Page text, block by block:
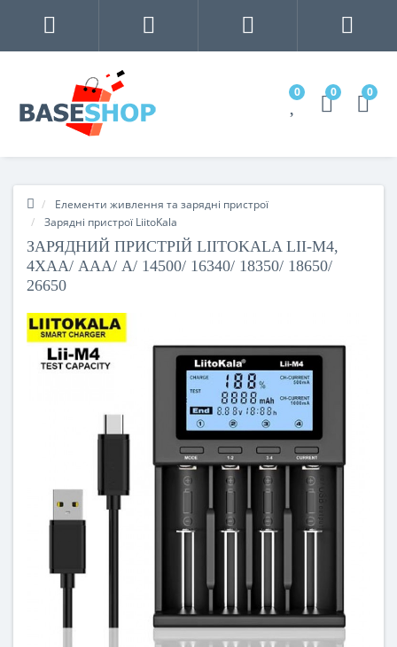
0 0 0
Елементи живлення та зарядні пристрої
Зарядні пристрої LiitoKala
ЗАРЯДНИЙ ПРИСТРІЙ LIITOKALA LII-M4,
4ХАА/ ААА/ A/ 14500/ 16340/ 18350/ 18650/
26650